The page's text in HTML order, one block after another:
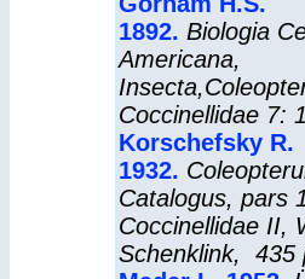
1892. Biologia
Americana,
Coccinellidae7:
Korschefsky R.
1932.
Catalogus, pars
Coccinellidae II,
Schenklink, 435